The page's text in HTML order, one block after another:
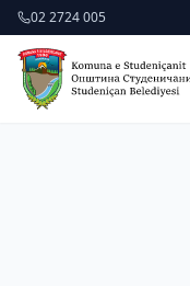
02 2724 005